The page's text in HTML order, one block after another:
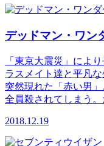
デッドマン・ワン
「東京大震災」によ
ラスメイト達と平凡
突然現れた「赤い男
全員殺されてしまう
2018.12.19